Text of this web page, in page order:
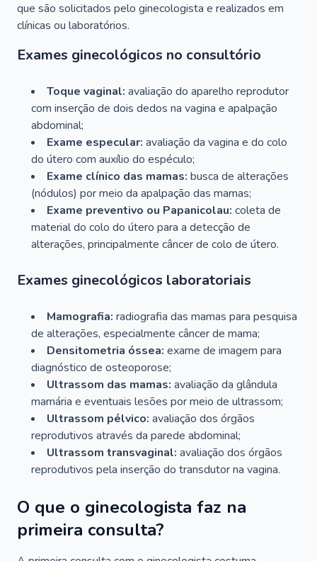
que são solicitados pelo ginecologista e realizados em
clínicas ou laboratórios.
Exames ginecológicos no consultório
Toque vaginal: avaliação do aparelho reprodutor
com inserção de dois dedos na vagina e apalpação
abdominal;
Exame especular: avaliação da vagina e do colo
do útero com auxílio do espéculo;
Exame clínico das mamas: busca de alterações
(nódulos) por meio da apalpação das mamas;
Exame preventivo ou Papanicolau: coleta de
material do colo do útero para a detecção de
alterações, principalmente câncer de colo de útero.
Exames ginecológicos laboratoriais
Mamografia: radiografia das mamas para pesquisa
de alterações, especialmente câncer de mama;
Densitometria óssea: exame de imagem para
diagnóstico de osteoporose;
Ultrassom das mamas: avaliação da glândula
mamária e eventuais lesões por meio de ultrassom;
Ultrassom pélvico: avaliação dos órgãos
reprodutivos através da parede abdominal;
Ultrassom transvaginal: avaliação dos órgãos
reprodutivos pela inserção do transdutor na vagina.
O que o ginecologista faz na
primeira consulta?